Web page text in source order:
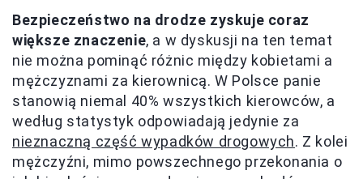
Bezpieczeństwo na drodze zyskuje coraz
większe znaczenie, a w dyskusji na ten temat
nie można pominąć różnic między kobietami a
mężczyznami za kierownicą. W Polsce panie
stanowią niemal 40% wszystkich kierowców, a
według statystyk odpowiadają jedynie za
nieznaczną część wypadków drogowych. Z kolei
mężczyźni, mimo powszechnego przekonania o